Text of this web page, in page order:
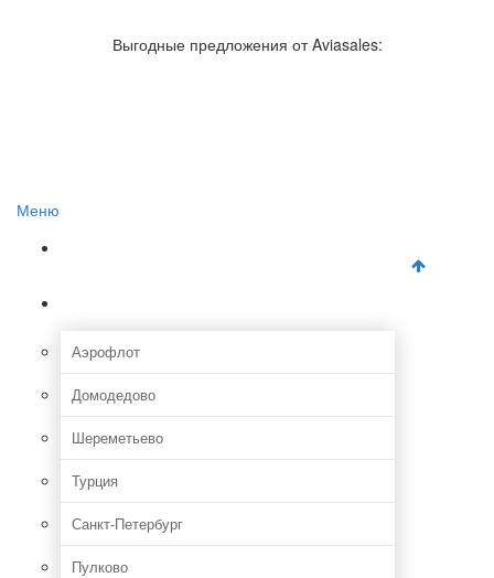
Отзывы об авиакомпаниях
Отзывы об аэропортах
Выгодные предложения от Aviasales:
Меню
Аэрофлот
Домодедово
Шереметьево
Турция
Санкт-Петербург
Пулково